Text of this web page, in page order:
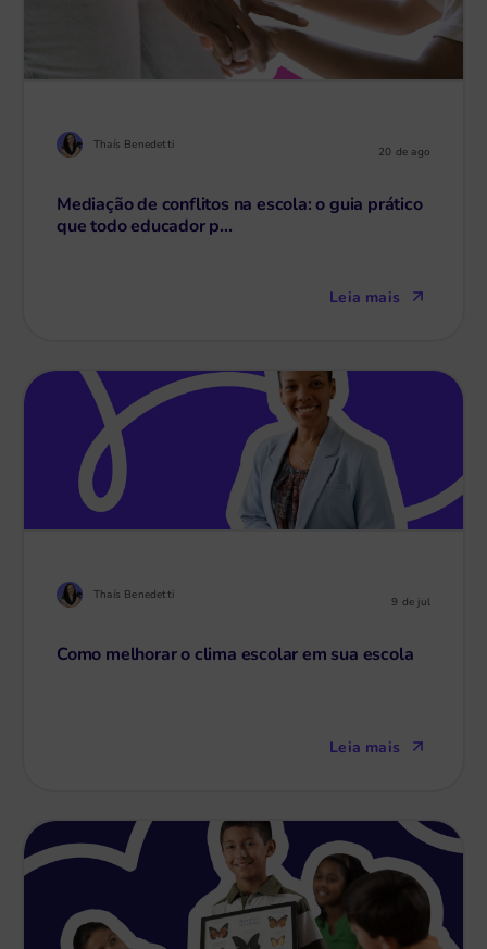
Thaís Benedetti 20 de ago
Mediação de conflitos na escola: o guia prático
que todo educador p...
Leia mais
Thaís Benedetti 9 de jul
Como melhorar o clima escolar em sua escola
Leia mais